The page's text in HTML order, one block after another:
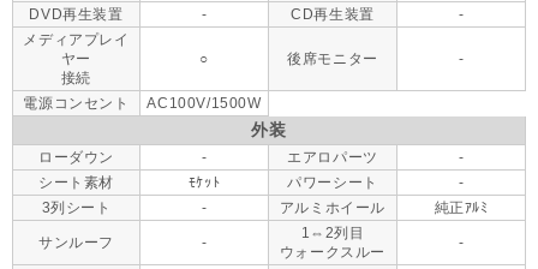
DVD再生装置 - CD再生装置
-
メディアプレイ
ヤー
接続
○ 後席モニター -
電源コンセント AC100V/1500W
外装
ローダウン - エアロパーツ
-
シート素材
ﾓｹｯﾄ パワーシート
-
3列シート
- アルミホイール 純正ｱﾙﾐ
サンルーフ -
1⇔2列目
ウォークスルー
-